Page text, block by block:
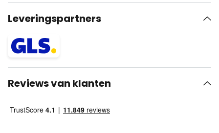
Leveringspartners
Reviews van klanten